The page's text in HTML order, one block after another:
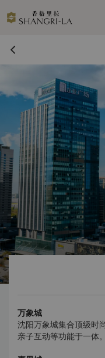
万象城
沈阳万象城集合顶级时
亲子互动等功能于一体